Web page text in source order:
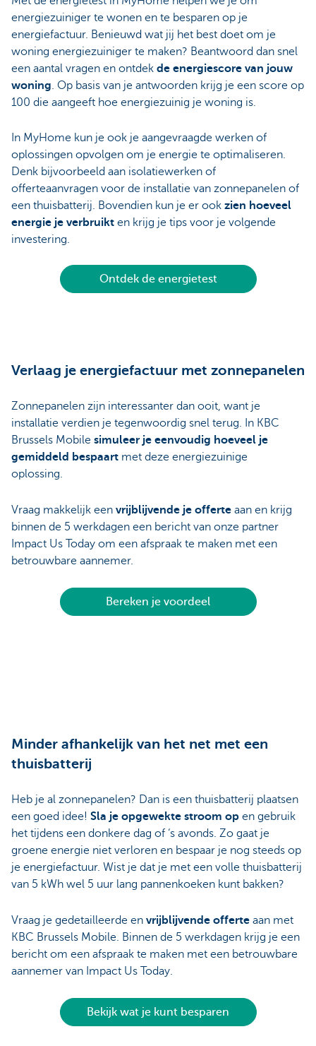
energiezuiniger te wonen en te besparen op je
energiefactuur. Benieuwd wat jij het best doet om je
woning energiezuiniger te maken? Beantwoord dan snel
een aantal vragen en ontdek de energiescore van jouw
woning. Op basis van je antwoorden krijg je een score op
100 die aangeeft hoe energiezuinig je woning is.
In MyHome kun je ook je aangevraagde werken of
oplossingen opvolgen om je energie te optimaliseren.
Denk bijvoorbeeld aan isolatiewerken of
offerteaanvragen voor de installatie van zonnepanelen of
een thuisbatterij. Bovendien kun je er ook zien hoeveel
energie je verbruikt en krijg je tips voor je volgende
investering.
Ontdek de energietest
Verlaag je energiefactuur met zonnepanelen
Zonnepanelen zijn interessanter dan ooit, want je
installatie verdien je tegenwoordig snel terug. In KBC
Brussels Mobile simuleer je eenvoudig hoeveel je
gemiddeld bespaart met deze energiezuinige
oplossing.
Vraag makkelijk een vrijblijvende je offerte aan en krijg
binnen de 5 werkdagen een bericht van onze partner
Impact Us Today om een afspraak te maken met een
betrouwbare aannemer.
Bereken je voordeel
Minder afhankelijk van het net met een
thuisbatterij
Heb je al zonnepanelen? Dan is een thuisbatterij plaatsen
een goed idee! Sla je opgewekte stroom op en gebruik
het tijdens een donkere dag of ‘s avonds. Zo gaat je
groene energie niet verloren en bespaar je nog steeds op
je energiefactuur. Wist je dat je met een volle thuisbatterij
van 5 kWh wel 5 uur lang pannenkoeken kunt bakken?
Vraag je gedetailleerde en vrijblijvende offerte aan met
KBC Brussels Mobile. Binnen de 5 werkdagen krijg je een
bericht om een afspraak te maken met een betrouwbare
aannemer van Impact Us Today.
Bekijk wat je kunt besparen